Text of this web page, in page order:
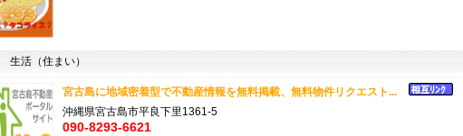
生活（住まい）
宮古島に地域密着型で不動産情報を無料掲載、無料物件リクエスト...
沖縄県宮古島市平良下里1361-5
090-8293-6621